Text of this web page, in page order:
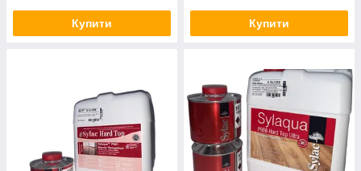
Купити Купити